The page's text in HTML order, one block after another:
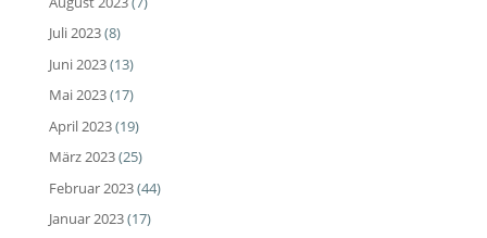
Juli 2023(8)
Juni 2023(13)
Mai 2023(17)
April 2023(19)
März 2023(25)
Februar 2023(44)
Januar 2023(17)